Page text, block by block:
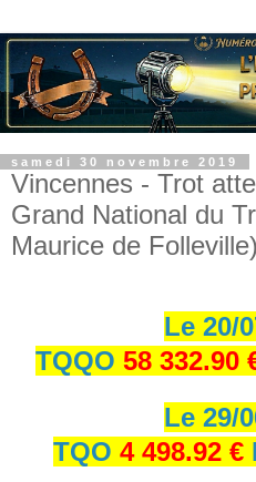
samedi 30 novembre 2019
Vincennes - Trot
Grand National du
Maurice de
Le 20/
TQQO 58 332.90
Le 29/
TQO 4 498.92 €